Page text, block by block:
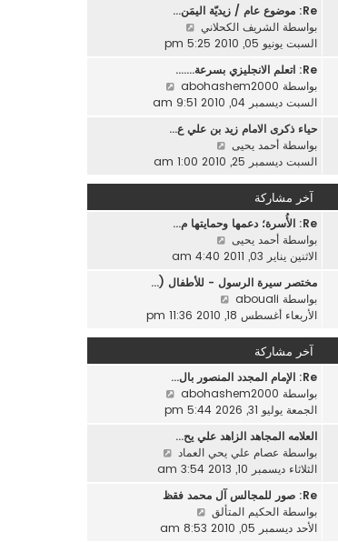
ر
ك
ة
م
ا
ر
ك
ة
د
آ
خ
م
ش
ا
ر
ة
Re: موضوع عام / زيديّة اليمَن…
بواسطة الشريف الكحلاني
ا
د
آ
خ
ر
م
ش
ة
السبت يونيو 05, 2010 5:25 pm
Re: اتعلم الانجليزي بسرعة....…
بواسطة abohashem2000
ا
خ
ر
ة
السبت ديسمبر 04, 2010 9:51 am
حياء ذكرى الامام زيد بن علي ع…
بواسطة أحمد يحيى
ا
آ
خ
م
ر
ك
ة
السبت ديسمبر 25, 2010 1:00 am
آخر مشاركة
Re: الأُسرة؛ دعمها وحمايتها م…
بواسطة أحمد يحيى
ا
د
خ
ر
ا
ر
ك
ة
الاثنين يناير 03, 2011 4:40 am
مختصر سيرة الرسول - للأطفال (…
بواسطة abouali
ا
آ
خ
ر
م
ش
ر
ك
ة
الأربعاء أغسطس 18, 2010 11:36 pm
آخر مشاركة
Re: الإمام المجدد المنصور بال…
بواسطة abohashem2000
ا
آ
خ
ش
الجمعة يوليو 31, 2026 5:44 pm
العلامه المجاهد الزاهد علي يح…
بواسطة عصام علي يحي العماد
ا
خ
الثلاثاء ديسمبر 10, 2013 3:54 am
Re: صور للمجالس آل محمد فقظ
بواسطة الحكيم المتألق
ا
الأحد ديسمبر 05, 2010 8:53 am